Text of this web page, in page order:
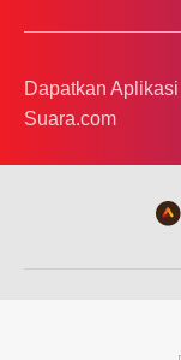
Dapatkan Aplikasi
Suara.com